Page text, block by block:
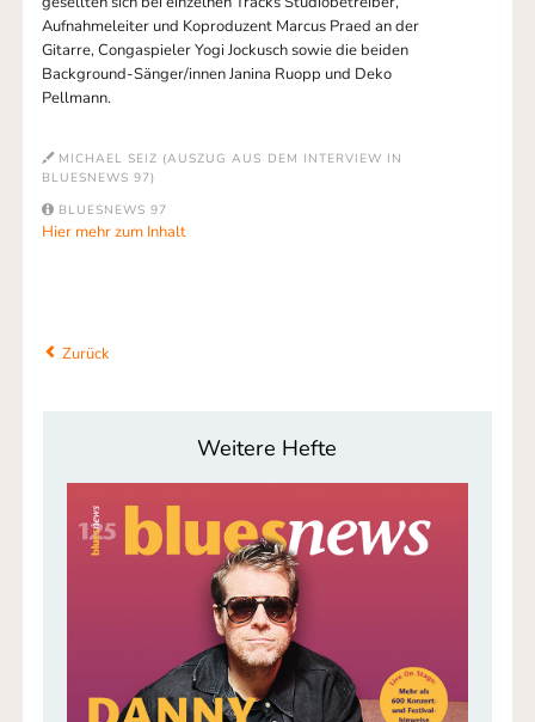
Aufnahmeleiter und Koproduzent Marcus Praed an der
Gitarre, Congaspieler Yogi Jockusch sowie die beiden
Background-Sänger/innen Janina Ruopp und Deko
Pellmann.
MICHAEL SEIZ (AUSZUG AUS DEM INTERVIEW IN
BLUESNEWS 97)
BLUESNEWS 97
Hier mehr zum Inhalt
Zurück
Weitere Hefte